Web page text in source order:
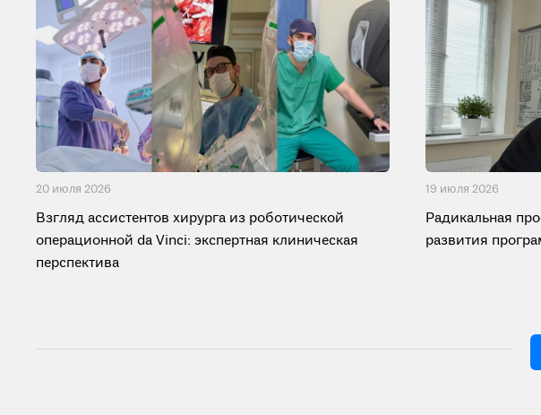
20 июля 2026
Взгляд ассистентов хирурга из роботической
операционной da Vinci: экспертная клиническая
перспектива
19 июля 2026
Радикальная
развития